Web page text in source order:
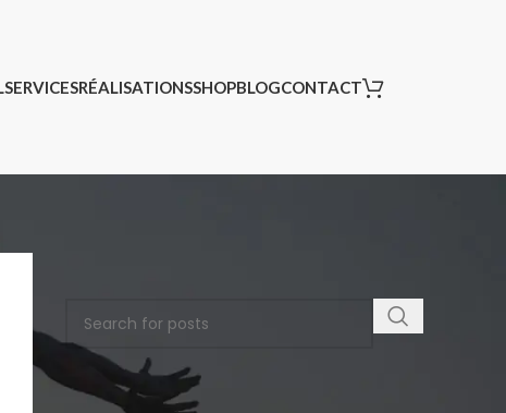
SERVICESRÉALISATIONSSHOPBLOGCONTACT